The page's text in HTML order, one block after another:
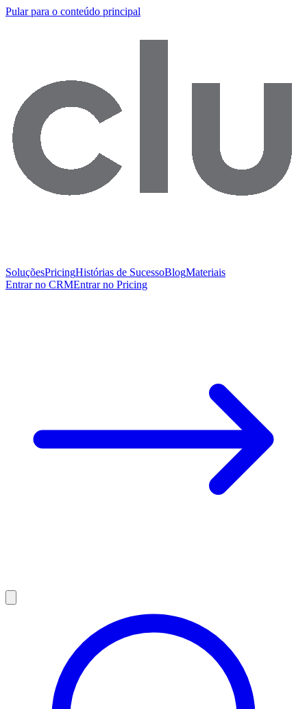
Pular para o conteúdo principal
SoluçõesPricingHistórias de SucessoBlogMateriais
Entrar no CRMEntrar no Pricing